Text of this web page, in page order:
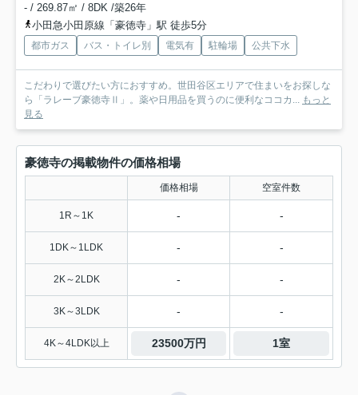
- / 269.87㎡ / 8DK /築26年
小田急小田原線「豪徳寺」駅 徒歩5分
都市ガス バス・トイレ別 電気有 駐輪場 公共下水
こだわりで選びたい方におすすめ。世田谷区エリアで住まいをお探しな
ら「ラレーブ豪徳寺Ⅱ」。薬や日用品を買うのに便利なココカ... もっと
見る
豪徳寺の掲載物件の価格相場
価格相場 空室件数
1R～1K - -
1DK～1LDK - -
2K～2LDK - -
3K～3LDK - -
4K～4LDK以上 23500万円 1室